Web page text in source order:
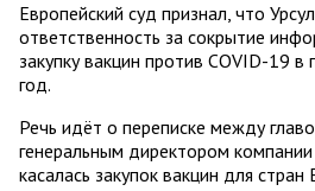
Европейский суд признал, что
ответственность за сокрытие
закупку вакцин против COVID-19
год.
Речь идёт о переписке между
генеральным директором
касалась закупок вакцин для